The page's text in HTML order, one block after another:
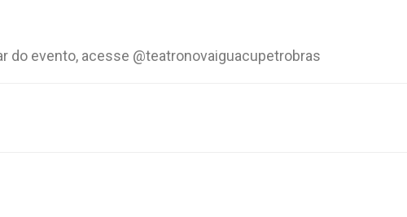
do evento, acesse @teatronovaiguacupetrobras